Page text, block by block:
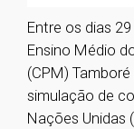
Entre os dias
Ensino Médio
(CPM)
simulação de
Nações Unidas